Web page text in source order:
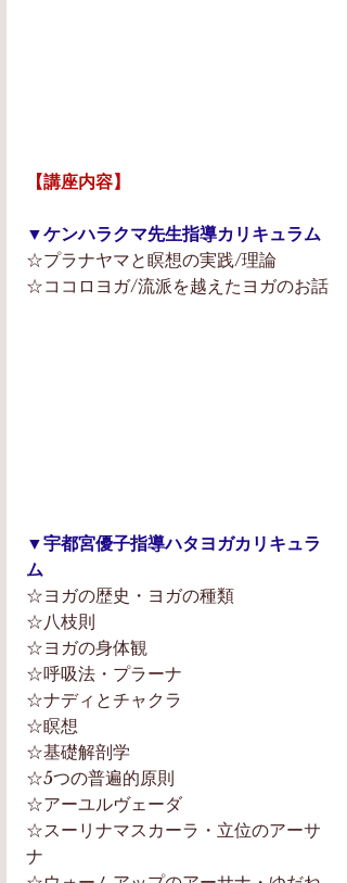
【講座内容】
▼ケンハラクマ先生指導カリキュラム
☆プラナヤマと瞑想の実践/理論
☆ココロヨガ/流派を越えたヨガのお話
▼宇都宮優子指導ハタヨガカリキュラ
ム
☆ヨガの歴史・ヨガの種類
☆八枝則
☆ヨガの身体観
☆呼吸法・プラーナ
☆ナディとチャクラ
☆瞑想
☆基礎解剖学
☆5つの普遍的原則
☆アーユルヴェーダ
☆スーリナマスカーラ・立位のアーサ
ナ